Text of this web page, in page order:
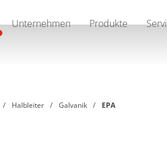
Unternehmen Produkte
Halbleiter Galvanik EPA